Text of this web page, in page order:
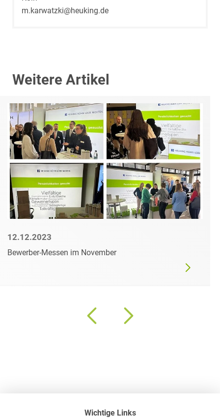
m.karwatzki@heuking.de
Weitere Artikel
12.12.2023
Bewerber-Messen im November
Wichtige Links